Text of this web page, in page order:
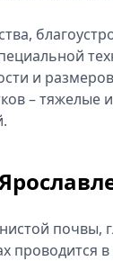
и
–
почвы,
проводится в